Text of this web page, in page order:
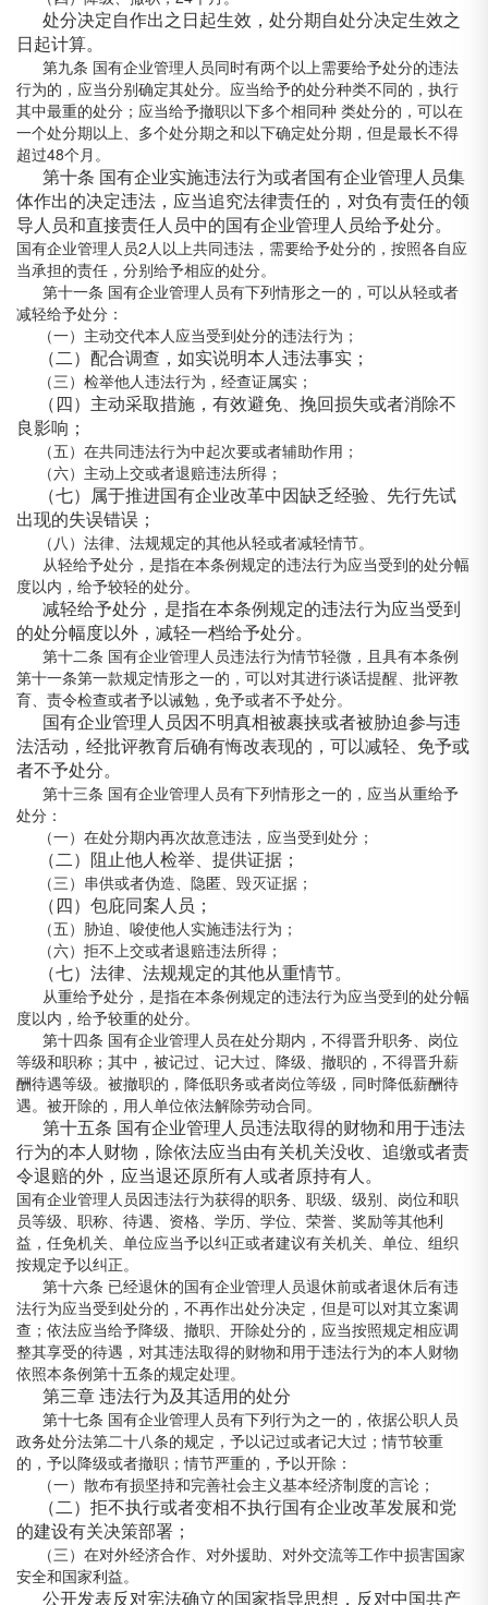
处分决定自作出之日起生效，处分期自处分决定生效之
日起计算。
第九条 国有企业管理人员同时有两个以上需要给予处分的违法
行为的，应当分别确定其处分。应当给予的处分种类不同的，执行
其中最重的处分；应当给予撤职以下多个相同种 类处分的，可以在
一个处分期以上、多个处分期之和以下确定处分期，但是最长不得
超过48个月。
第十条 国有企业实施违法行为或者国有企业管理人员集
体作出的决定违法，应当追究法律责任的，对负有责任的领
导人员和直接责任人员中的国有企业管理人员给予处分。
国有企业管理人员2人以上共同违法，需要给予处分的，按照各自应
当承担的责任，分别给予相应的处分。
第十一条 国有企业管理人员有下列情形之一的，可以从轻或者
减轻给予处分：
（一）主动交代本人应当受到处分的违法行为；
（二）配合调查，如实说明本人违法事实；
（三）检举他人违法行为，经查证属实；
（四）主动采取措施，有效避免、挽回损失或者消除不
良影响；
（五）在共同违法行为中起次要或者辅助作用；
（六）主动上交或者退赔违法所得；
（七）属于推进国有企业改革中因缺乏经验、先行先试
出现的失误错误；
（八）法律、法规规定的其他从轻或者减轻情节。
从轻给予处分，是指在本条例规定的违法行为应当受到的处分幅
度以内，给予较轻的处分。
减轻给予处分，是指在本条例规定的违法行为应当受到
的处分幅度以外，减轻一档给予处分。
第十二条 国有企业管理人员违法行为情节轻微，且具有本条例
第十一条第一款规定情形之一的，可以对其进行谈话提醒、批评教
育、责令检查或者予以诫勉，免予或者不予处分。
国有企业管理人员因不明真相被裹挟或者被胁迫参与违
法活动，经批评教育后确有悔改表现的，可以减轻、免予或
者不予处分。
第十三条 国有企业管理人员有下列情形之一的，应当从重给予
处分：
（一）在处分期内再次故意违法，应当受到处分；
（二）阻止他人检举、提供证据；
（三）串供或者伪造、隐匿、毁灭证据；
（四）包庇同案人员；
（五）胁迫、唆使他人实施违法行为；
（六）拒不上交或者退赔违法所得；
（七）法律、法规规定的其他从重情节。
从重给予处分，是指在本条例规定的违法行为应当受到的处分幅
度以内，给予较重的处分。
第十四条 国有企业管理人员在处分期内，不得晋升职务、岗位
等级和职称；其中，被记过、记大过、降级、撤职的，不得晋升薪
酬待遇等级。被撤职的，降低职务或者岗位等级，同时降低薪酬待
遇。被开除的，用人单位依法解除劳动合同。
第十五条 国有企业管理人员违法取得的财物和用于违法
行为的本人财物，除依法应当由有关机关没收、追缴或者责
令退赔的外，应当退还原所有人或者原持有人。
国有企业管理人员因违法行为获得的职务、职级、级别、岗位和职
员等级、职称、待遇、资格、学历、学位、荣誉、奖励等其他利
益，任免机关、单位应当予以纠正或者建议有关机关、单位、组织
按规定予以纠正。
第十六条 已经退休的国有企业管理人员退休前或者退休后有违
法行为应当受到处分的，不再作出处分决定，但是可以对其立案调
查；依法应当给予降级、撤职、开除处分的，应当按照规定相应调
整其享受的待遇，对其违法取得的财物和用于违法行为的本人财物
依照本条例第十五条的规定处理。
第三章 违法行为及其适用的处分
第十七条 国有企业管理人员有下列行为之一的，依据公职人员
政务处分法第二十八条的规定，予以记过或者记大过；情节较重
的，予以降级或者撤职；情节严重的，予以开除：
（一）散布有损坚持和完善社会主义基本经济制度的言论；
（二）拒不执行或者变相不执行国有企业改革发展和党
的建设有关决策部署；
（三）在对外经济合作、对外援助、对外交流等工作中损害国家
安全和国家利益。
公开发表反对宪法确立的国家指导思想，反对中国共产